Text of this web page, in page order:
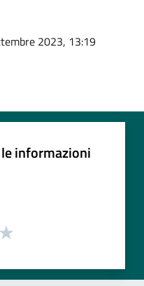
2023, 13:19
informazioni